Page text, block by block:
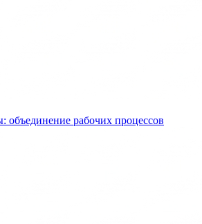
объединение рабочих процессов